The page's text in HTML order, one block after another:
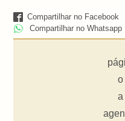
Compartilhar no Facebook
Compartilhar no Whatsapp
o
a